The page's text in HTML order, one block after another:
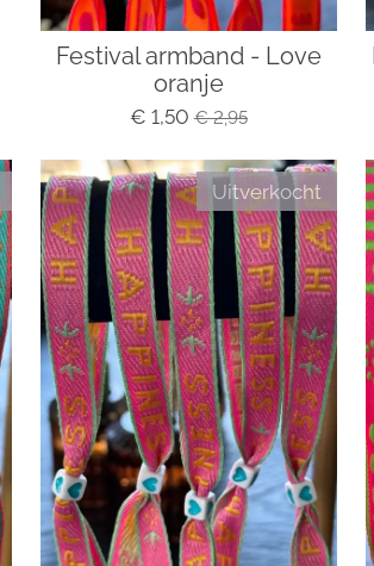
Festival armband - Love
oranje
€ 1,50 € 2,95
Uitverkocht